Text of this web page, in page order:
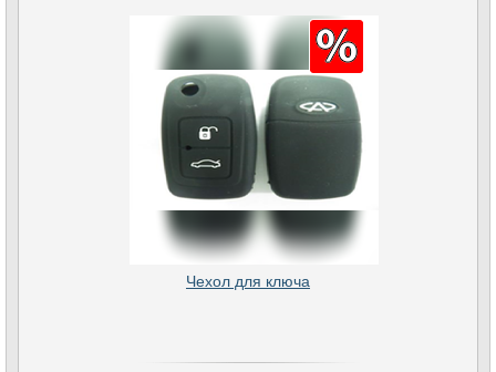
Чехол для ключа